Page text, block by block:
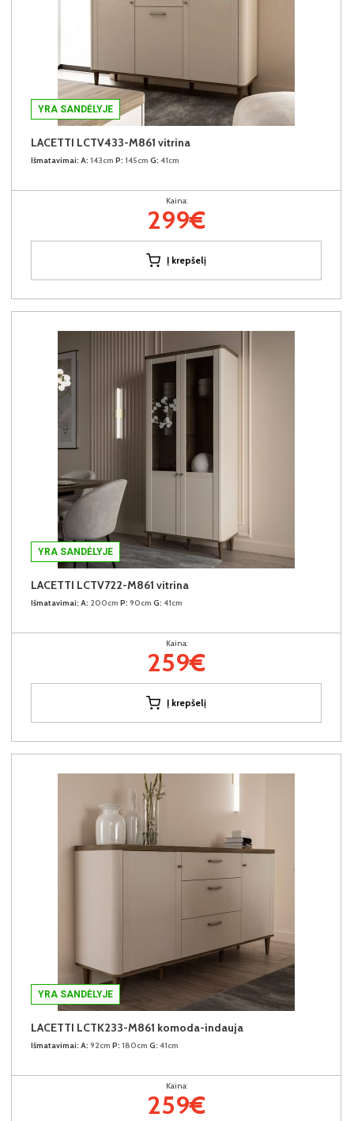
YRA SANDĖLYJE
LACETTI LCTV433-M861 vitrina
Išmatavimai: A: 143cm P: 145cm G: 41cm
Kaina:
299€
Į krepšelį
YRA SANDĖLYJE
LACETTI LCTV722-M861 vitrina
Išmatavimai: A: 200cm P: 90cm G: 41cm
Kaina:
259€
Į krepšelį
YRA SANDĖLYJE
LACETTI LCTK233-M861 komoda-indauja
Išmatavimai: A: 92cm P: 180cm G: 41cm
Kaina:
259€